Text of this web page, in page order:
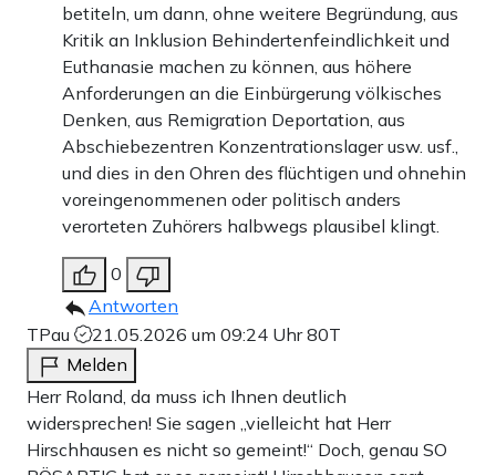
betiteln, um dann, ohne weitere Begründung, aus
Kritik an Inklusion Behindertenfeindlichkeit und
Euthanasie machen zu können, aus höhere
Anforderungen an die Einbürgerung völkisches
Denken, aus Remigration Deportation, aus
Abschiebezentren Konzentrationslager usw. usf.,
und dies in den Ohren des flüchtigen und ohnehin
voreingenommenen oder politisch anders
verorteten Zuhörers halbwegs plausibel klingt.
0
Antworten
TPau
21.05.2026 um 09:24 Uhr80T
Melden
Herr Roland, da muss ich Ihnen deutlich
widersprechen! Sie sagen „vielleicht hat Herr
Hirschhausen es nicht so gemeint!“ Doch, genau SO